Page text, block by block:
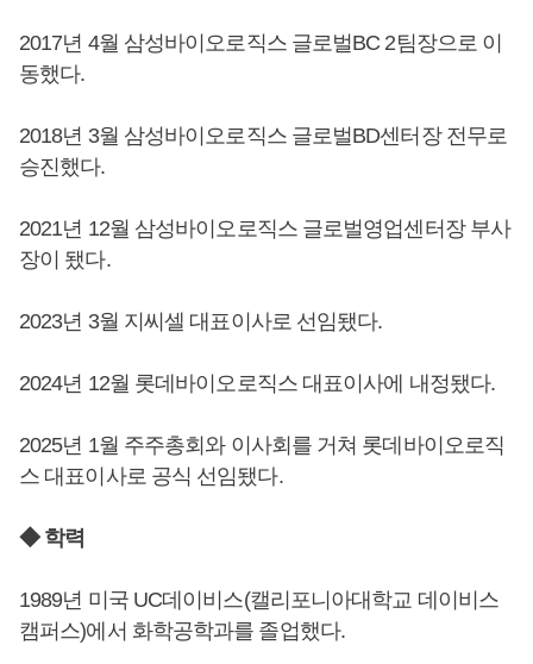
2017년 4월 삼성바이오로직스 글로벌BC 2팀장으로 이
동했다.
2018년 3월 삼성바이오로직스 글로벌BD센터장 전무로
승진했다.
2021년 12월 삼성바이오로직스 글로벌영업센터장 부사
장이 됐다.
2023년 3월 지씨셀 대표이사로 선임됐다.
2024년 12월 롯데바이오로직스 대표이사에 내정됐다.
2025년 1월 주주총회와 이사회를 거쳐 롯데바이오로직
스 대표이사로 공식 선임됐다.
◆ 학력
1989년 미국 UC데이비스(캘리포니아대학교 데이비스
캠퍼스)에서 화학공학과를 졸업했다.